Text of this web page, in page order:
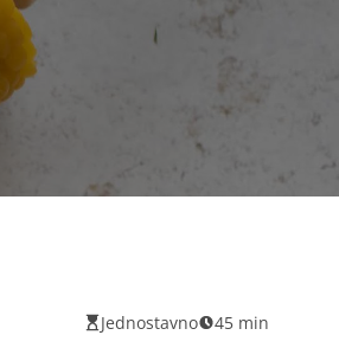
Jednostavno 45 min